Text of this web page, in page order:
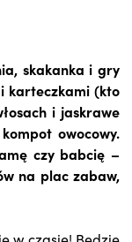
skakanka i gry
karteczkami (kto
i jaskrawe
owocowy.
czy babcię –
na plac zabaw,